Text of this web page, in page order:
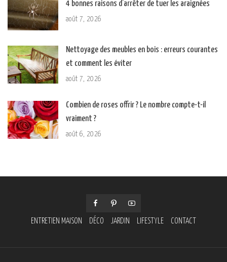
4 bonnes raisons d’arrêter de tuer les araignées
août 7, 2026
Nettoyage des meubles en bois : erreurs courantes
et comment les éviter
août 7, 2026
Combien de roses offrir ? Le nombre compte-t-il
vraiment ?
août 6, 2026
ENTRETIEN MAISON DÉCO JARDIN LIFESTYLE CONTACT